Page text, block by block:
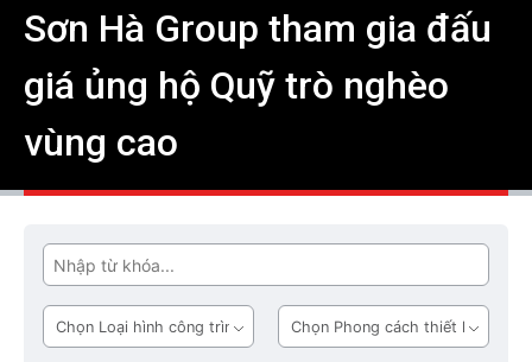
Sơn Hà Group tham gia đấu
giá ủng hộ Quỹ trò nghèo
vùng cao
Tìm
Loại
hình
Phong
cách